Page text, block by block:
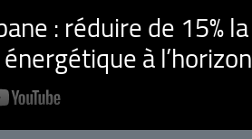
: réduire de 15% la
à l’horizon